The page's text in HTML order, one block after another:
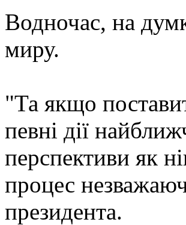
Водночас, на
миру.
"Та якщо
певні дії
перспективи як
процес
президента.